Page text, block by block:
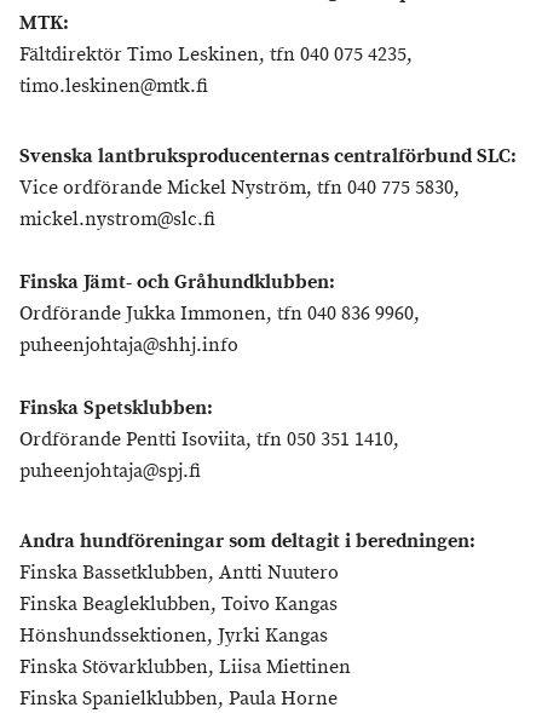
MTK:
Fältdirektör Timo Leskinen, tfn 040 075 4235,
timo.leskinen@mtk.fi
Svenska lantbruksproducenternas centralförbund SLC:
Vice ordförande Mickel Nyström, tfn 040 775 5830,
mickel.nystrom@slc.fi
Finska Jämt- och Gråhundklubben:
Ordförande Jukka Immonen, tfn 040 836 9960,
puheenjohtaja@shhj.info
Finska Spetsklubben:
Ordförande Pentti Isoviita, tfn 050 351 1410,
puheenjohtaja@spj.fi
Andra hundföreningar som deltagit i beredningen:
Finska Bassetklubben, Antti Nuutero
Finska Beagleklubben, Toivo Kangas
Hönshundssektionen, Jyrki Kangas
Finska Stövarklubben, Liisa Miettinen
Finska Spanielklubben, Paula Horne